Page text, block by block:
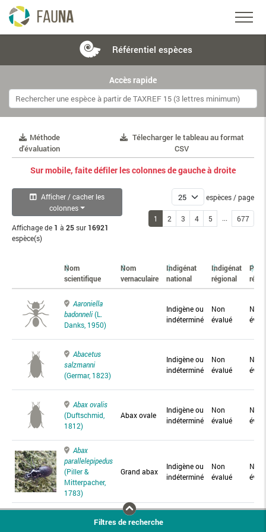
Référentiel espèces
Accès rapide
Méthode
d'évaluation
Télecharger le tableau au format
CSV
Sur mobile, faite défiler les colonnes de gauche à droite
Afficher / cacher les
colonnes
Affichage de 1 à 25sur 16921
espèce(s)
espèces / page
1 2 3 4 5 ... 677
Nom
scientifique
Nom
vernaculaire
Indigénat
national
Indigénat
régional
Aaroniella
badonneli(L.
Danks, 1950)
Indigène ou
indéterminé
Non
évalué
Non
Abacetus
salzmanni
(Germar, 1823)
Indigène ou
indéterminé
Non
évalué
Non
Abax ovalis
(Duftschmid,
1812)
Abax ovale
Indigène ou
indéterminé
Non
évalué
Non
Abax
parallelepipedus
(Piller &
Mitterpacher,
1783)
Grand abax
Indigène ou
indéterminé
Non
évalué
Non
Abax
Abax
Filtres de recherche